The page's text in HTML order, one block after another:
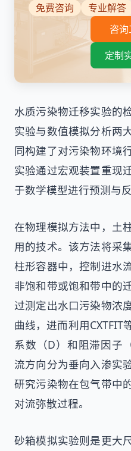
免费咨询 专业解答
咨
定制
水质污染物迁移实验的
实验与数值模拟分析两
同构建了对污染物环境
实验通过宏观装置重现
于数学模型进行预测与反
在物理模拟方法中，土
用的技术。该方法将采
柱形容器中，控制进水
非饱和带或饱和带中的
过测定出水口污染物浓
曲线，进而利用CXTFIT
系数（D）和阻滞因子
流方向分为垂向入渗实
研究污染物在包气带中
对流弥散过程。
砂箱模拟实验则是更大